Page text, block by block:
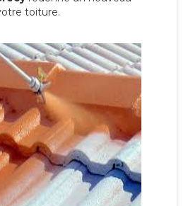
toiture.